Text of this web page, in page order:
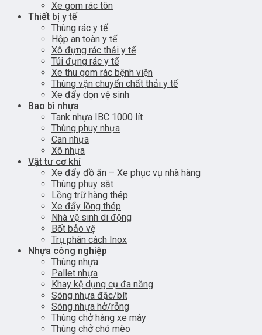
Xe gom rác tôn
Thiết bị y tế
Thùng rác y tế
Hộp an toàn y tế
Xô đựng rác thải y tế
Túi đựng rác y tế
Xe thu gom rác bệnh viện
Thùng vận chuyển chất thải y tế
Xe đẩy dọn vệ sinh
Bao bì nhựa
Tank nhựa IBC 1000 lít
Thùng phuy nhựa
Can nhựa
Xô nhựa
Vật tư cơ khí
Xe đẩy đồ ăn – Xe phục vụ nhà hàng
Thùng phuy sắt
Lồng trữ hàng thép
Xe đẩy lồng thép
Nhà vệ sinh di động
Bốt bảo vệ
Trụ phân cách Inox
Nhựa công nghiệp
Thùng nhựa
Pallet nhựa
Khay kệ dụng cụ đa năng
Sóng nhựa đặc/bít
Sóng nhựa hở/rỗng
Thùng chở hàng xe máy
Thùng chở chó mèo